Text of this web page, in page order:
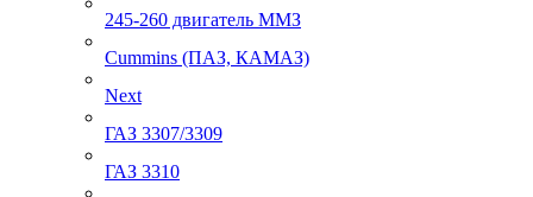
245-260 двигатель ММЗ
Cummins (ПАЗ, КАМАЗ)
Next
ГАЗ 3307/3309
ГАЗ 3310